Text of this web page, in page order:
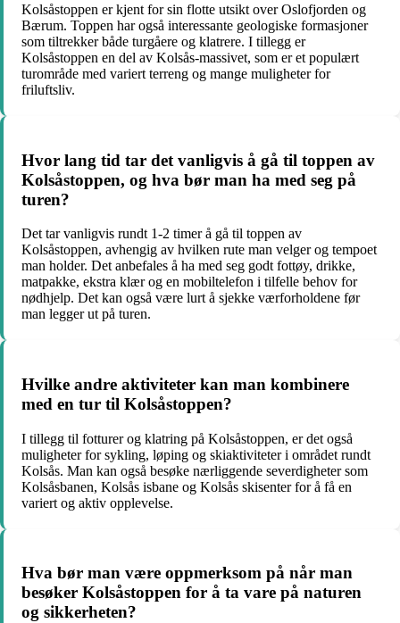
Kolsåstoppen er kjent for sin flotte utsikt over Oslofjorden og
Bærum. Toppen har også interessante geologiske formasjoner
som tiltrekker både turgåere og klatrere. I tillegg er
Kolsåstoppen en del av Kolsås-massivet, som er et populært
turområde med variert terreng og mange muligheter for
friluftsliv.
Hvor lang tid tar det vanligvis å gå til toppen av
Kolsåstoppen, og hva bør man ha med seg på
turen?
Det tar vanligvis rundt 1-2 timer å gå til toppen av
Kolsåstoppen, avhengig av hvilken rute man velger og tempoet
man holder. Det anbefales å ha med seg godt fottøy, drikke,
matpakke, ekstra klær og en mobiltelefon i tilfelle behov for
nødhjelp. Det kan også være lurt å sjekke værforholdene før
man legger ut på turen.
Hvilke andre aktiviteter kan man kombinere
med en tur til Kolsåstoppen?
I tillegg til fotturer og klatring på Kolsåstoppen, er det også
muligheter for sykling, løping og skiaktiviteter i området rundt
Kolsås. Man kan også besøke nærliggende severdigheter som
Kolsåsbanen, Kolsås isbane og Kolsås skisenter for å få en
variert og aktiv opplevelse.
Hva bør man være oppmerksom på når man
besøker Kolsåstoppen for å ta vare på naturen
og sikkerheten?